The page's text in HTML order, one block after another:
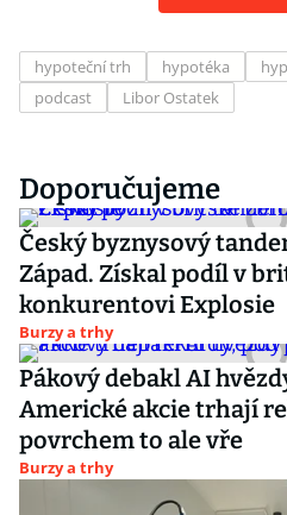
hypoteční trh hypotéka
podcast
Libor Ostatek
Doporučujeme
Český byznysový
Západ. Získal podíl v
konkurentovi Explosie
Burzy a trhy
Pákový debakl AI
Americké akcie trhají
povrchem to ale vře
Burzy a trhy